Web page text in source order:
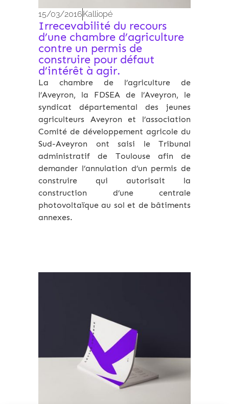
15/03/2016 Kalliopé
Irrecevabilité du recours
d’une chambre d’agriculture
contre un permis de
construire pour défaut
d’intérêt à agir.
La chambre de l’agriculture de
l’Aveyron, la FDSEA de l’Aveyron, le
syndicat départemental des jeunes
agriculteurs Aveyron et l’association
Comité de développement agricole du
Sud-Aveyron ont saisi le Tribunal
administratif de Toulouse afin de
demander l’annulation d’un permis de
construire qui autorisait la
construction d’une centrale
photovoltaïque au sol et de bâtiments
annexes.